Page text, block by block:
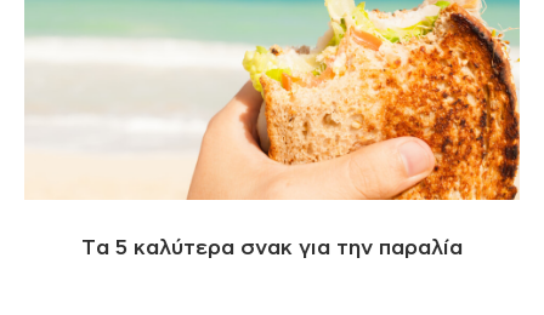
Tα 5 καλύτερα σνακ για την παραλία